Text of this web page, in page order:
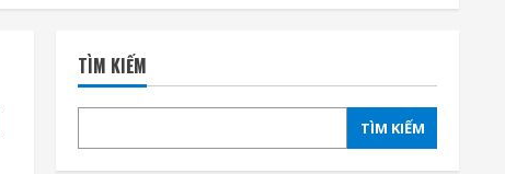
TÌM KIẾM
TÌM KIẾM